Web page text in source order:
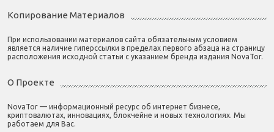
Копирование Материалов
При использовании материалов сайта обязательным условием
является наличие гиперссылки в пределах первого абзаца на страницу
расположения исходной статьи с указанием бренда издания NovaTor.
О Проекте
NovaTor — информационный ресурс об интернет бизнесе,
криптовалютах, инновациях, блокчейне и новых технологиях. Мы
работаем для Вас.